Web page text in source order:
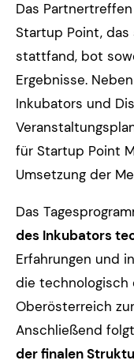
Das
Startup Point, das
stattfand, bot
Ergebnisse.
Inkubators und
für Startup Point
Umsetzung der
Das
des Inkubators
Erfahrungen und
die
Oberösterreich
Anschließend
der finalen